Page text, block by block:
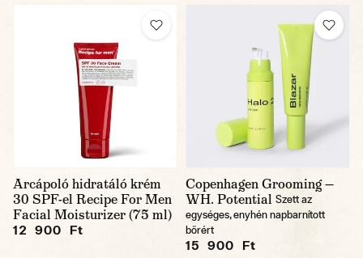
Arcápoló hidratáló krém
30 SPF-el Recipe For Men
Facial Moisturizer (75 ml)
12 900 Ft
Copenhagen Grooming —
WH. Potential Szett az
egységes, enyhén napbarnított
bőrért
15 900 Ft